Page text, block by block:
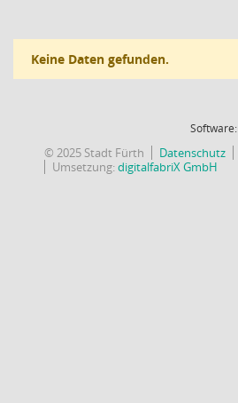
Keine Daten gefunden.
Software:
© 2025 Stadt Fürth Datenschutz
Umsetzung:digitalfabriX GmbH